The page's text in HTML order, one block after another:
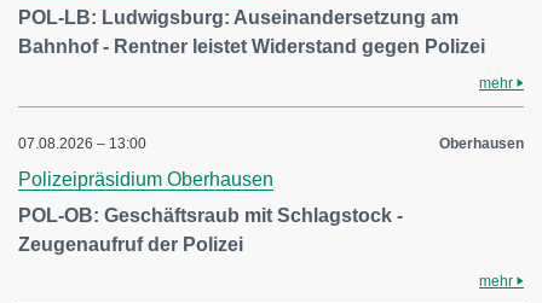
POL-LB: Ludwigsburg: Auseinandersetzung am
Bahnhof - Rentner leistet Widerstand gegen Polizei
mehr
07.08.2026 – 13:00 Oberhausen
Polizeipräsidium Oberhausen
POL-OB: Geschäftsraub mit Schlagstock -
Zeugenaufruf der Polizei
mehr